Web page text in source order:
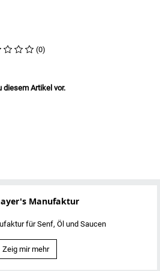
(0)
diesem Artikel vor.
Manufaktur
für Senf, Öl und Saucen
Zeig mir mehr